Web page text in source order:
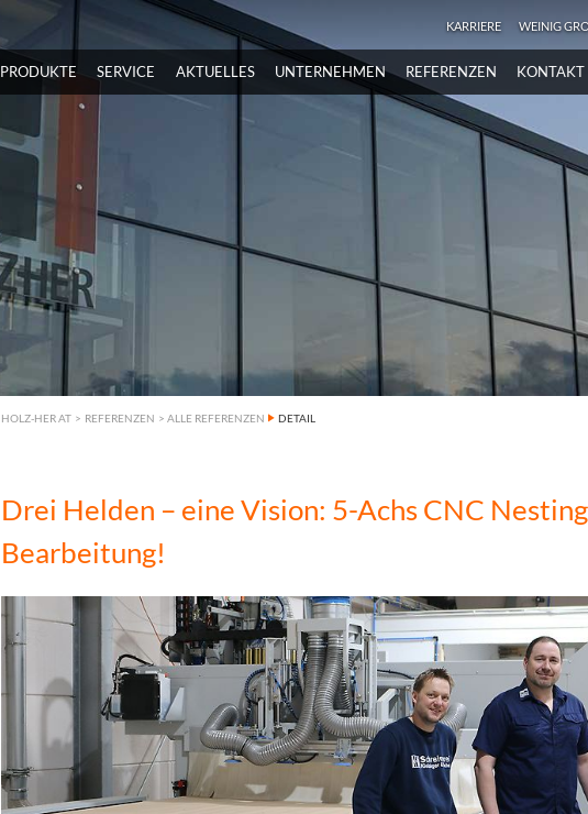
KARRIERE WEINIG
PRODUKTE SERVICE AKTUELLES UNTERNEHMEN REFERENZEN KONTAKT
HOLZ-HER AT > REFERENZEN > ALLE REFERENZEN DETAIL
Drei Helden – eine Vision: 5-Achs CNC
Bearbeitung!